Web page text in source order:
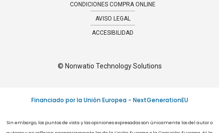
CONDICIONES COMPRA ONLINE​
AVISO LEGAL
ACCESIBILIDAD
© Nonwatio Technology Solutions
Financiado por la Unión Europea - NextGenerationEU
Sin embargo, los puntos de vista y las opiniones expresadas son únicamente los del autor o